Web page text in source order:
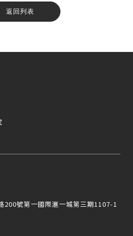
返回列表
200號第一國際滙一城第三期1107-1